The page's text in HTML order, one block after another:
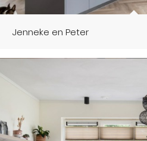
Jenneke en Peter